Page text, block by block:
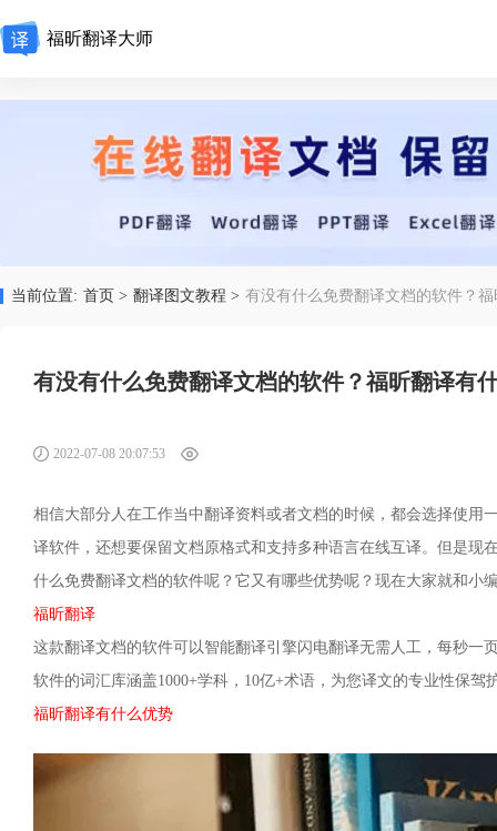
福昕翻译大师
当前位置: 首页 > 翻译图文教程 > 有没有什么免费翻译文档的软件？
有没有什么免费翻译文档的软件？福昕翻译有
2022-07-08 20:07:53
相信大部分人在工作当中翻译资料或者文档的时候，都会选择使
译软件，还想要保留文档原格式和支持多种语言在线互译。但是
什么免费翻译文档的软件呢？它又有哪些优势呢？现在大家就和小
福昕翻译
这款翻译文档的软件可以智能翻译引擎闪电翻译无需人工，每秒
软件的词汇库涵盖1000+学科，10亿+术语，为您译文的专业性保驾
福昕翻译有什么优势